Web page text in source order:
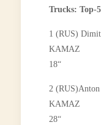
Trucks: Top-
1 (RUS)
18“
2
28“